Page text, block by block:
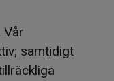
Vår
samtidigt